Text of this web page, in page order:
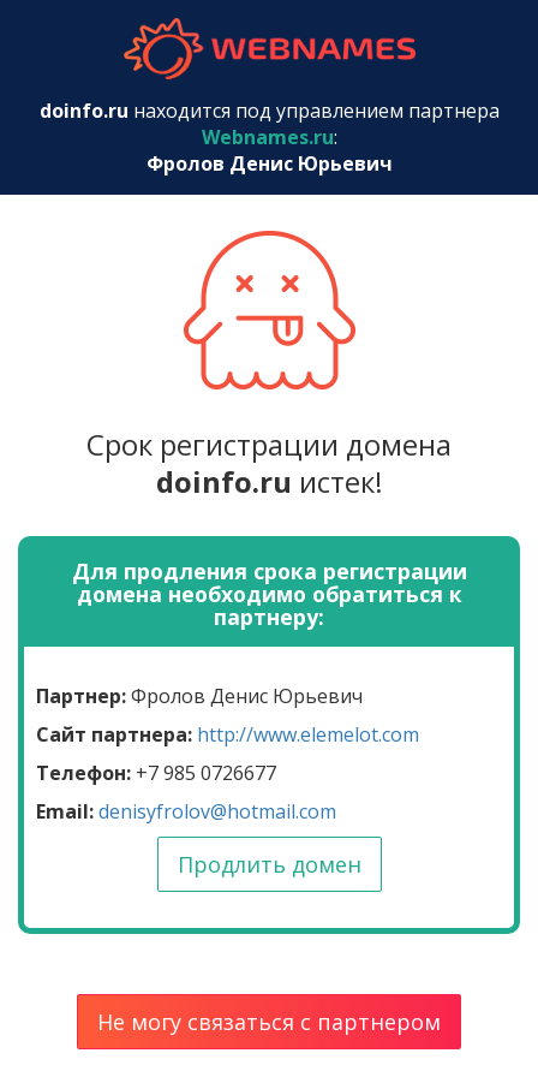
doinfo.ru находится под управлением партнера
Webnames.ru:
Фролов Денис Юрьевич
Срок регистрации домена
doinfo.ru истек!
Для продления срока регистрации
домена необходимо обратиться к
партнеру:
Партнер:Фролов Денис Юрьевич
Сайт партнера: http://www.elemelot.com
Телефон: +7 985 0726677
Email:denisyfrolov@hotmail.com
Продлить домен
Не могу связаться с партнером